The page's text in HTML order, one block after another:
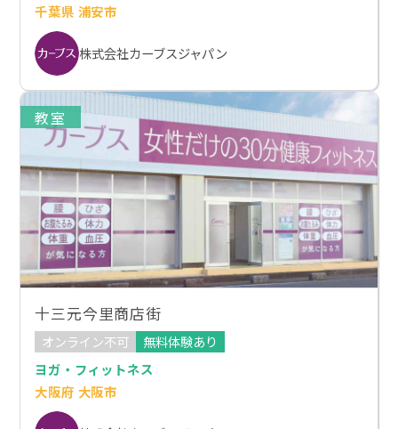
千葉県 浦安市
株式会社カーブスジャパン
教室
十三元今里商店街
オンライン不可
無料体験あり
ヨガ・フィットネス
大阪府 大阪市